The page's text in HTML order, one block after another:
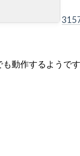
動作するようです